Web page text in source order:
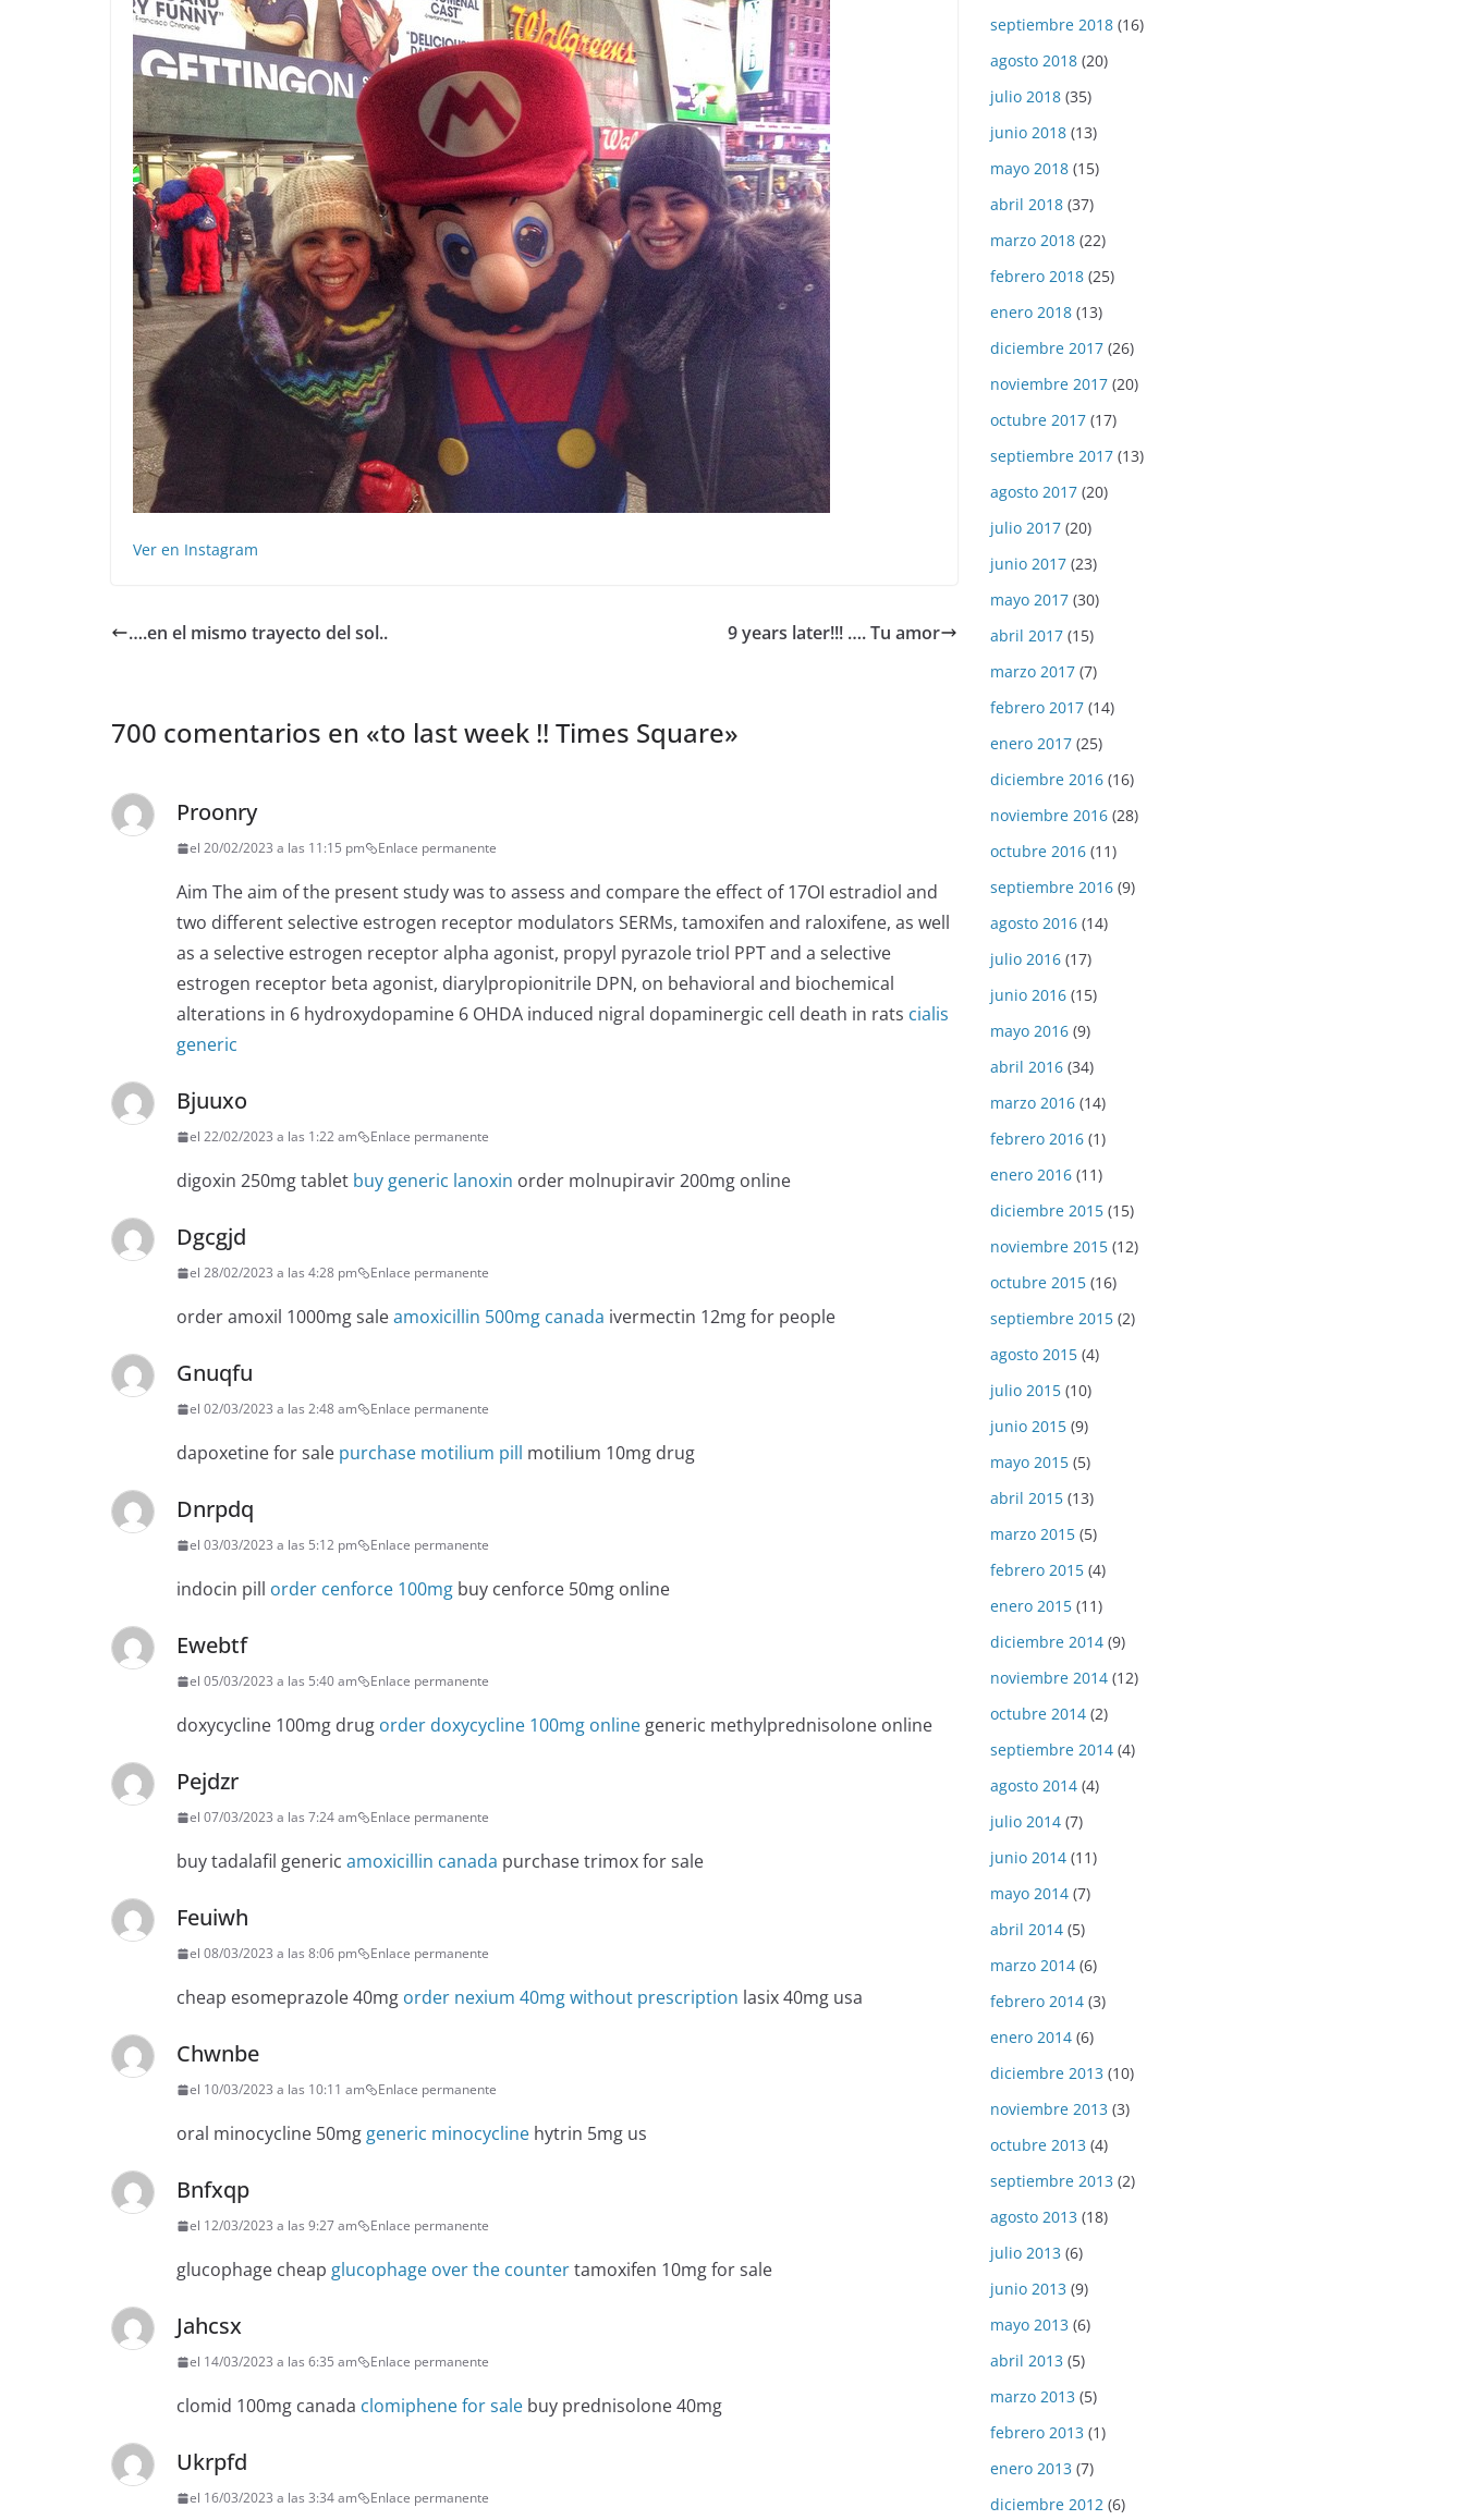
Ver en Instagram
….en el mismo trayecto del sol.. 9 years later!!! …. Tu amor
700 comentarios en «to last week !! Times Square»
Proonry
el 20/02/2023 a las 11:15 pm Enlace permanente
Aim The aim of the present study was to assess and compare the effect of 17ОІ estradiol and
two different selective estrogen receptor modulators SERMs, tamoxifen and raloxifene, as well
as a selective estrogen receptor alpha agonist, propyl pyrazole triol PPT and a selective
estrogen receptor beta agonist, diarylpropionitrile DPN, on behavioral and biochemical
alterations in 6 hydroxydopamine 6 OHDA induced nigral dopaminergic cell death in rats cialis
generic
Bjuuxo
el 22/02/2023 a las 1:22 am Enlace permanente
digoxin 250mg tablet buy generic lanoxin order molnupiravir 200mg online
Dgcgjd
el 28/02/2023 a las 4:28 pm Enlace permanente
order amoxil 1000mg saleamoxicillin 500mg canada ivermectin 12mg for people
Gnuqfu
el 02/03/2023 a las 2:48 am Enlace permanente
dapoxetine for sale purchase motilium pill motilium 10mg drug
Dnrpdq
el 03/03/2023 a las 5:12 pm Enlace permanente
indocin pill order cenforce 100mg buy cenforce 50mg online
Ewebtf
el 05/03/2023 a las 5:40 am Enlace permanente
doxycycline 100mg drug order doxycycline 100mg online generic methylprednisolone online
Pejdzr
el 07/03/2023 a las 7:24 am Enlace permanente
buy tadalafil generic amoxicillin canada purchase trimox for sale
Feuiwh
el 08/03/2023 a las 8:06 pm Enlace permanente
cheap esomeprazole 40mg order nexium 40mg without prescription lasix 40mg usa
Chwnbe
el 10/03/2023 a las 10:11 am Enlace permanente
oral minocycline 50mg generic minocycline hytrin 5mg us
Bnfxqp
el 12/03/2023 a las 9:27 am Enlace permanente
glucophage cheap glucophage over the countertamoxifen 10mg for sale
Jahcsx
el 14/03/2023 a las 6:35 am Enlace permanente
clomid 100mg canada clomiphene for sale buy prednisolone 40mg
Ukrpfd
el 16/03/2023 a las 3:34 am Enlace permanente
septiembre 2018 (16)
agosto 2018 (20)
julio 2018 (35)
junio 2018 (13)
mayo 2018 (15)
abril 2018 (37)
marzo 2018 (22)
febrero 2018 (25)
enero 2018 (13)
diciembre 2017 (26)
noviembre 2017 (20)
octubre 2017 (17)
septiembre 2017 (13)
agosto 2017 (20)
julio 2017 (20)
junio 2017 (23)
mayo 2017 (30)
abril 2017 (15)
marzo 2017 (7)
febrero 2017 (14)
enero 2017 (25)
diciembre 2016 (16)
noviembre 2016 (28)
octubre 2016 (11)
septiembre 2016 (9)
agosto 2016 (14)
julio 2016 (17)
junio 2016 (15)
mayo 2016 (9)
abril 2016 (34)
marzo 2016 (14)
febrero 2016 (1)
enero 2016 (11)
diciembre 2015 (15)
noviembre 2015 (12)
octubre 2015 (16)
septiembre 2015 (2)
agosto 2015 (4)
julio 2015 (10)
junio 2015 (9)
mayo 2015 (5)
abril 2015 (13)
marzo 2015 (5)
febrero 2015 (4)
enero 2015 (11)
diciembre 2014 (9)
noviembre 2014 (12)
octubre 2014 (2)
septiembre 2014 (4)
agosto 2014 (4)
julio 2014 (7)
junio 2014 (11)
mayo 2014 (7)
abril 2014 (5)
marzo 2014 (6)
febrero 2014 (3)
enero 2014 (6)
diciembre 2013 (10)
noviembre 2013 (3)
octubre 2013 (4)
septiembre 2013 (2)
agosto 2013 (18)
julio 2013 (6)
junio 2013 (9)
mayo 2013 (6)
abril 2013 (5)
marzo 2013 (5)
febrero 2013 (1)
enero 2013 (7)
diciembre 2012 (6)